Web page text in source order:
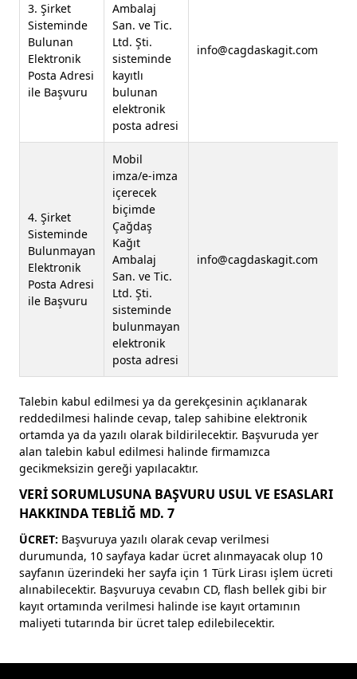
3. Şirket
Sisteminde
Bulunan
Elektronik
Posta Adresi
ile Başvuru
Ambalaj
San. ve Tic.
Ltd. Şti.
sisteminde
kayıtlı
bulunan
elektronik
posta adresi
info@cagdaskagit.com
4. Şirket
Sisteminde
Bulunmayan
Elektronik
Posta Adresi
ile Başvuru
Mobil
imza/e-imza
içerecek
biçimde
Çağdaş
Kağıt
Ambalaj
San. ve Tic.
Ltd. Şti.
sisteminde
bulunmayan
elektronik
posta adresi
info@cagdaskagit.com
Talebin kabul edilmesi ya da gerekçesinin açıklanarak
reddedilmesi halinde cevap, talep sahibine elektronik
ortamda ya da yazılı olarak bildirilecektir. Başvuruda yer
alan talebin kabul edilmesi halinde firmamızca
gecikmeksizin gereği yapılacaktır.
VERİ SORUMLUSUNA BAŞVURU USUL VE ESASLARI
HAKKINDA TEBLİĞ MD. 7
ÜCRET: Başvuruya yazılı olarak cevap verilmesi
durumunda, 10 sayfaya kadar ücret alınmayacak olup 10
sayfanın üzerindeki her sayfa için 1 Türk Lirası işlem ücreti
alınabilecektir. Başvuruya cevabın CD, flash bellek gibi bir
kayıt ortamında verilmesi halinde ise kayıt ortamının
maliyeti tutarında bir ücret talep edilebilecektir.